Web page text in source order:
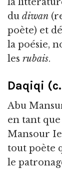
du diwan
poète) et
la poésie,
les rubais.
Daqiqi
Abu
en tant
Mansour
tout poète
le